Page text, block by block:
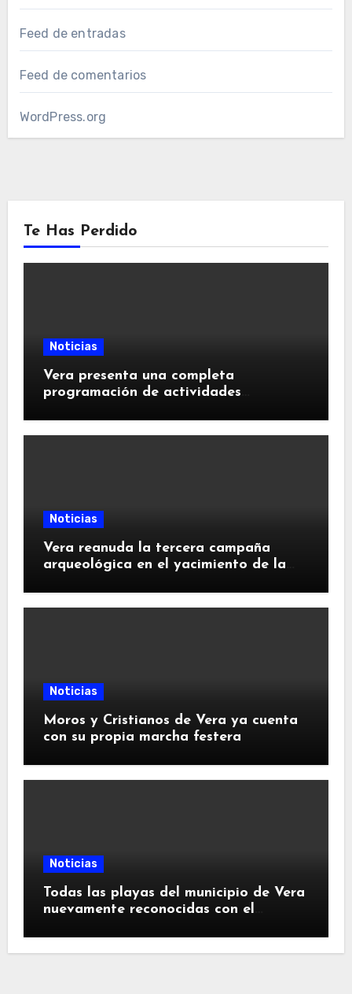
Feed de entradas
Feed de comentarios
WordPress.org
Te Has Perdido
Noticias
Vera presenta una completa
programación de actividades
este verano
Noticias
Vera reanuda la tercera campaña
arqueológica en el yacimiento de la
situada en el Cerro del Espíritu Santo
Noticias
Moros y Cristianos de Vera ya cuenta
con su propia marcha festera
Noticias
Todas las playas del municipio de Vera
nuevamente reconocidas con el